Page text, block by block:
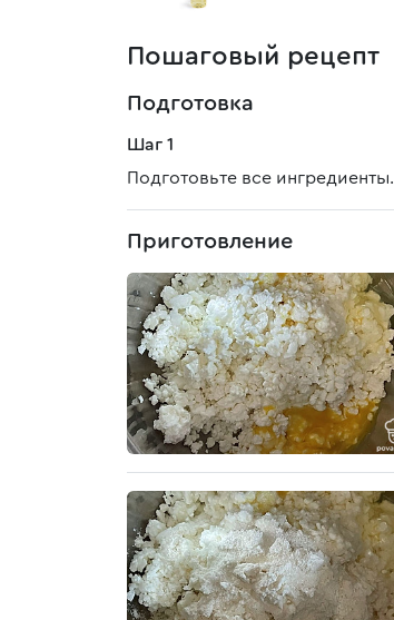
Пошаговый рецепт
Подготовка
Шаг 1
Подготовьте все ингредиенты.
Приготовление